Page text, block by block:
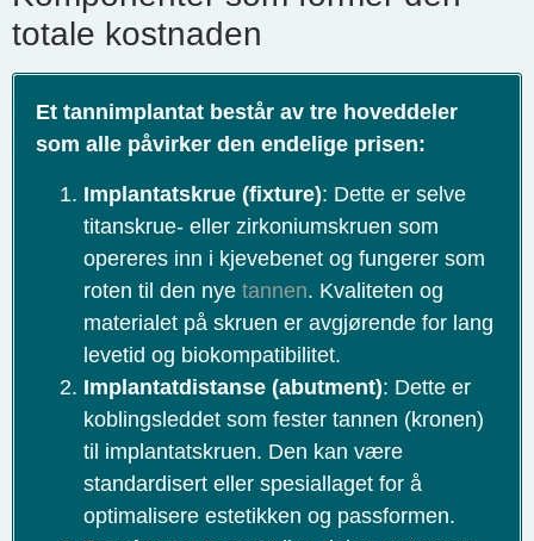
totale kostnaden
Et tannimplantat består av tre hoveddeler
som alle påvirker den endelige prisen:
Implantatskrue (fixture): Dette er selve
titanskrue- eller zirkoniumskruen som
opereres inn i kjevebenet og fungerer som
roten til den nye tannen. Kvaliteten og
materialet på skruen er avgjørende for lang
levetid og biokompatibilitet.
Implantatdistanse (abutment): Dette er
koblingsleddet som fester tannen (kronen)
til implantatskruen. Den kan være
standardisert eller spesiallaget for å
optimalisere estetikken og passformen.